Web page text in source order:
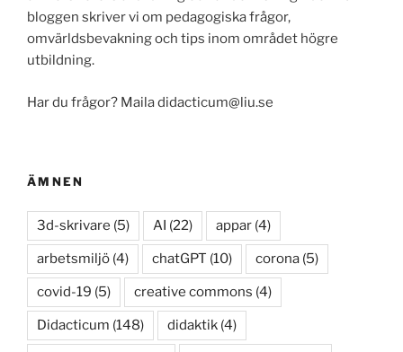
bloggen skriver vi om pedagogiska frågor,
omvärldsbevakning och tips inom området högre
utbildning.
Har du frågor? Maila didacticum@liu.se
ÄMNEN
3d-skrivare (5) AI (22) appar (4)
arbetsmiljö (4) chatGPT (10) corona (5)
covid-19 (5) creative commons (4)
Didacticum (148) didaktik (4)